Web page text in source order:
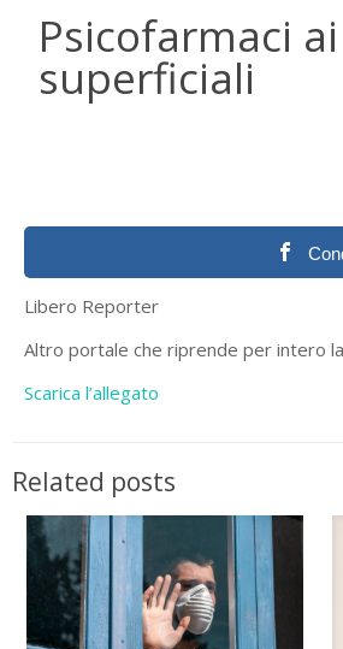
Psicofarmaci
superficiali
Libero Reporter
Altro portale che riprende per intero
Scarica l’allegato
Related posts